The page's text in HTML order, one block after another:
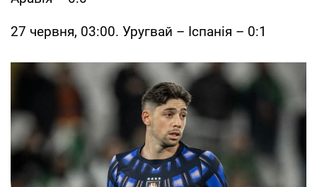
27 червня, 03:00. Уругвай – Іспанія – 0:1